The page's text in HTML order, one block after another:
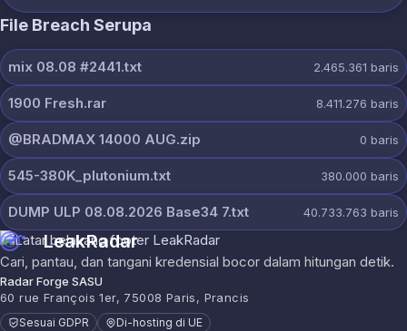
File Breach Serupa
mix 08.08 #2441.txt 2.465.361 baris
1900 Fresh.rar 8.411.276 baris
@BRADMAX 14000 AUG.zip 0 baris
545-380K_plutonium.txt 380.000 baris
DUMP ULP 08.08.2026 Base34 7.txt 40.733.763 baris
LeakRadar
Cari, pantau, dan tangani kredensial bocor dalam hitungan detik.
Radar Forge SASU
60 rue François 1er, 75008 Paris, Prancis
Sesuai GDPR Di-hosting di UE